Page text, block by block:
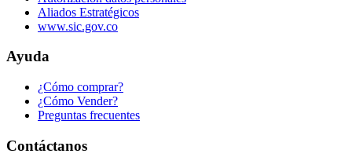
Aliados Estratégicos
www.sic.gov.co
Ayuda
¿Cómo comprar?
¿Cómo Vender?
Preguntas frecuentes
Contáctanos